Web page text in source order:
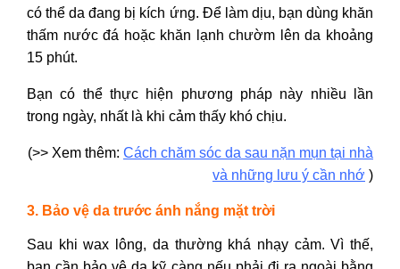
có thể da đang bị kích ứng. Để làm dịu, bạn dùng khăn
thấm nước đá hoặc khăn lạnh chườm lên da khoảng
15 phút.
Bạn có thể thực hiện phương pháp này nhiều lần
trong ngày, nhất là khi cảm thấy khó chịu.
(>> Xem thêm: Cách chăm sóc da sau nặn mụn tại nhà
và những lưu ý cần nhớ )
3. Bảo vệ da trước ánh nắng mặt trời
Sau khi wax lông, da thường khá nhạy cảm. Vì thế,